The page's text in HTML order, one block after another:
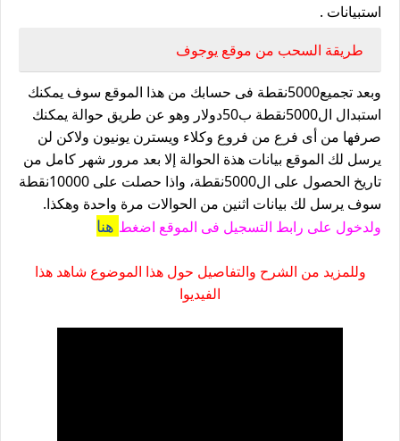
استبيانات .
طريقة السحب من موقع يوجوف
وبعد تجميع5000نقطة فى حسابك من هذا الموقع سوف يمكنك
استبدال ال5000نقطة ب50دولار وهو عن طريق حوالة يمكنك
صرفها من أى فرع من فروع وكلاء ويسترن يونيون ولاكن لن
يرسل لك الموقع بيانات هذة الحوالة إلا بعد مرور شهر كامل من
تاريخ الحصول على ال5000نقطة، واذا حصلت على 10000نقطة
سوف يرسل لك بيانات اثنين من الحوالات مرة واحدة وهكذا.
ولدخول على رابط التسجيل فى الموقع اضغط هنا
وللمزيد من الشرح والتفاصيل حول هذا الموضوع شاهد هذا
الفيديوا